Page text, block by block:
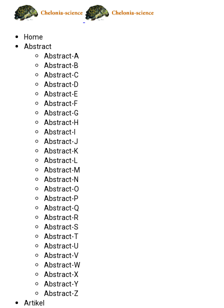
Home
Abstract
Abstract-A
Abstract-B
Abstract-C
Abstract-D
Abstract-E
Abstract-F
Abstract-G
Abstract-H
Abstract-I
Abstract-J
Abstract-K
Abstract-L
Abstract-M
Abstract-N
Abstract-O
Abstract-P
Abstract-Q
Abstract-R
Abstract-S
Abstract-T
Abstract-U
Abstract-V
Abstract-W
Abstract-X
Abstract-Y
Abstract-Z
Artikel